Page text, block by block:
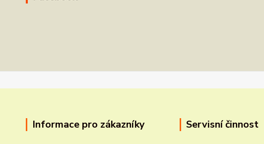
Informace pro zákazníky Servisní činnost